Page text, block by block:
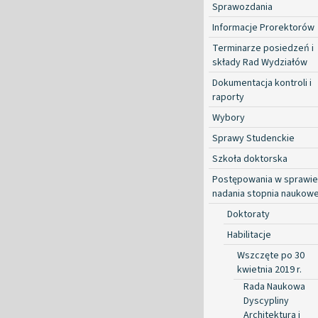
Sprawozdania
Informacje Prorektorów
Terminarze posiedzeń i
składy Rad Wydziałów
Dokumentacja kontroli i
raporty
Wybory
Sprawy Studenckie
Szkoła doktorska
Postępowania w sprawie
nadania stopnia
Doktoraty
Habilitacje
Wszczęte po 30
kwietnia 2019 r.
Rada Naukowa
Dyscypliny
Architektura i